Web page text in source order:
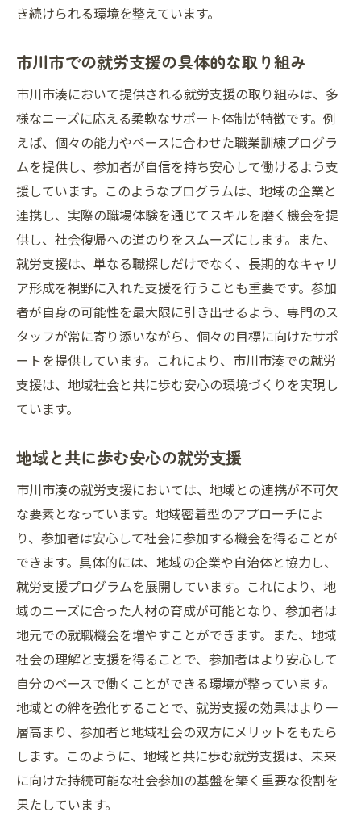
き続けられる環境を整えています。
市川市での就労支援の具体的な取り組み
市川市湊において提供される就労支援の取り組みは、多
様なニーズに応える柔軟なサポート体制が特徴です。例
えば、個々の能力やペースに合わせた職業訓練プログラ
ムを提供し、参加者が自信を持ち安心して働けるよう支
援しています。このようなプログラムは、地域の企業と
連携し、実際の職場体験を通じてスキルを磨く機会を提
供し、社会復帰への道のりをスムーズにします。また、
就労支援は、単なる職探しだけでなく、長期的なキャリ
ア形成を視野に入れた支援を行うことも重要です。参加
者が自身の可能性を最大限に引き出せるよう、専門のス
タッフが常に寄り添いながら、個々の目標に向けたサポ
ートを提供しています。これにより、市川市湊での就労
支援は、地域社会と共に歩む安心の環境づくりを実現し
ています。
地域と共に歩む安心の就労支援
市川市湊の就労支援においては、地域との連携が不可欠
な要素となっています。地域密着型のアプローチによ
り、参加者は安心して社会に参加する機会を得ることが
できます。具体的には、地域の企業や自治体と協力し、
就労支援プログラムを展開しています。これにより、地
域のニーズに合った人材の育成が可能となり、参加者は
地元での就職機会を増やすことができます。また、地域
社会の理解と支援を得ることで、参加者はより安心して
自分のペースで働くことができる環境が整っています。
地域との絆を強化することで、就労支援の効果はより一
層高まり、参加者と地域社会の双方にメリットをもたら
します。このように、地域と共に歩む就労支援は、未来
に向けた持続可能な社会参加の基盤を築く重要な役割を
果たしています。